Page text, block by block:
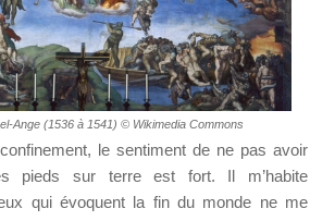
Ange (1536 à 1541) © Wikimedia Commons
le sentiment de ne pas avoir
pieds sur terre est fort. Il m’habite
qui évoquent la fin du monde ne me